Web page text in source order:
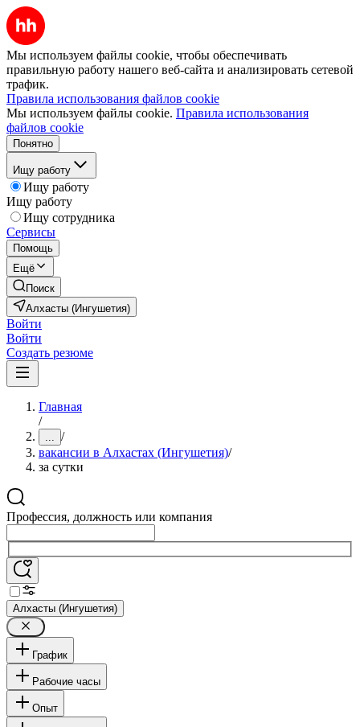
Мы используем файлы cookie, чтобы обеспечивать
правильную работу нашего веб-сайта и анализировать сетевой
трафик.
Правила использования файлов cookie
Мы используем файлы cookie. Правила использования
файлов cookie
Понятно
Ищу работу
Ищу работу
Ищу работу
Ищу сотрудника
Сервисы
Помощь
Ещё
Поиск
Алхасты (Ингушетия)
Войти
Войти
Создать резюме
Главная
/
... /
вакансии в Алхастах (Ингушетия)/
за сутки
Профессия, должность или компания
Алхасты (Ингушетия)
График
Рабочие часы
Опыт